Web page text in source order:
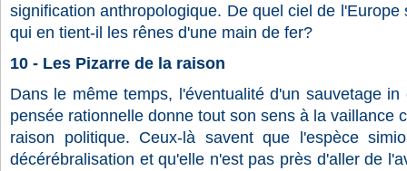
signification anthropologique. De quel ciel de
qui en tient-il les rênes d'une main de fer?
10 - Les Pizarre de la raison
Dans le même temps, l'éventualité d'un sauvetage
pensée rationnelle donne tout son sens à la vaillance
raison politique. Ceux-là savent que l'espèce
décérébralisation et qu'elle n'est pas près d'aller de